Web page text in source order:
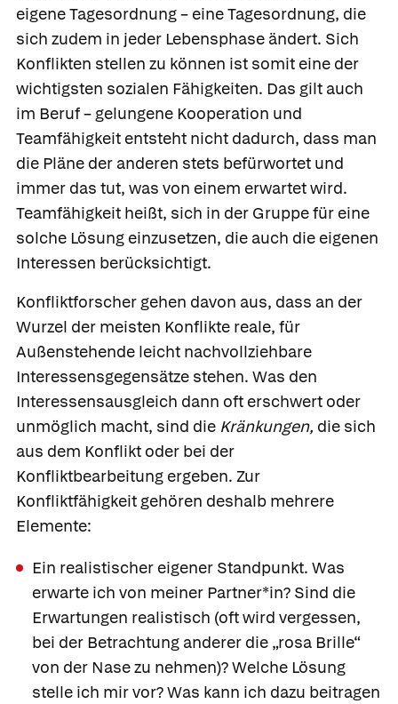
eigene Tagesordnung – eine Tagesordnung, die
sich zudem in jeder Lebensphase ändert. Sich
Konflikten stellen zu können ist somit eine der
wichtigsten sozialen Fähigkeiten. Das gilt auch
im Beruf – gelungene Kooperation und
Teamfähigkeit entsteht nicht dadurch, dass man
die Pläne der anderen stets befürwortet und
immer das tut, was von einem erwartet wird.
Teamfähigkeit heißt, sich in der Gruppe für eine
solche Lösung einzusetzen, die auch die eigenen
Interessen berücksichtigt.
Konfliktforscher gehen davon aus, dass an der
Wurzel der meisten Konflikte reale, für
Außenstehende leicht nachvollziehbare
Interessensgegensätze stehen. Was den
Interessensausgleich dann oft erschwert oder
unmöglich macht, sind die Kränkungen, die sich
aus dem Konflikt oder bei der
Konfliktbearbeitung ergeben. Zur
Konfliktfähigkeitgehören deshalb mehrere
Elemente:
Ein realistischer eigener Standpunkt. Was
erwarte ich von meiner Partner*in? Sind die
Erwartungen realistisch (oft wird vergessen,
bei der Betrachtung anderer die „rosa Brille“
von der Nase zu nehmen)? Welche Lösung
stelle ich mir vor? Was kann ich dazu beitragen